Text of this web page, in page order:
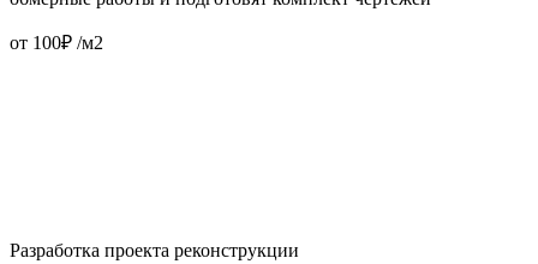
от 100₽ /м2
Разработка проекта реконструкции